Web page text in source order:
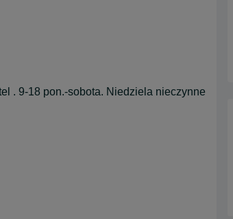
. 9-18 pon.-sobota. Niedziela nieczynne